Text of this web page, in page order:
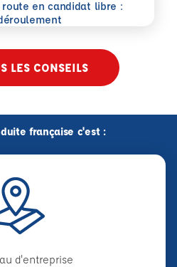
en candidat libre :
LES CONSEILS
française c'est :
d'entreprise